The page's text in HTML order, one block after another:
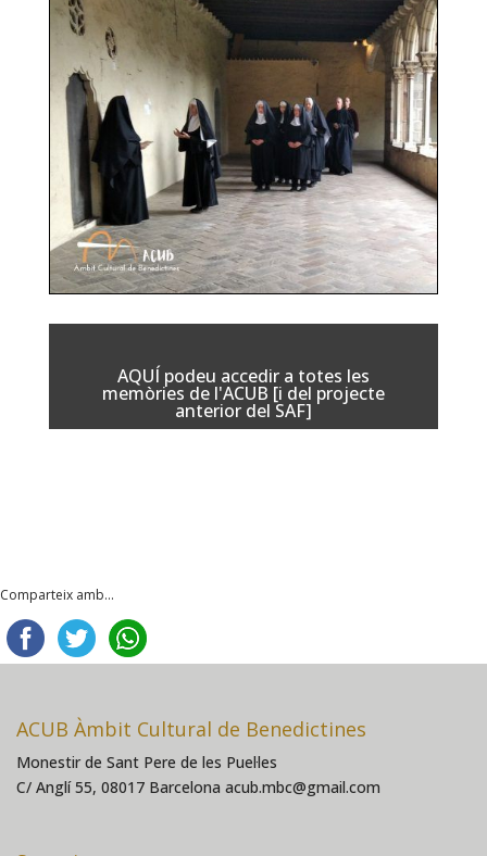
AQUÍ podeu accedir a totes les
memòries de l'ACUB [i del projecte
anterior del SAF]
Comparteix amb...
ACUB Àmbit Cultural de Benedictines
Monestir de Sant Pere de les Puel·les
C/ Anglí 55, 08017 Barcelona acub.mbc@gmail.com